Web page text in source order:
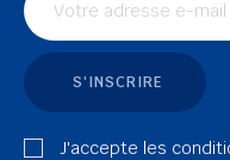
S'INSCRIRE
J'accepte les